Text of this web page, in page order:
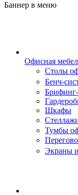
Баннер в меню
Офисная
Cтолы
Бенч-
Шкафы
Тумбы
Экраны